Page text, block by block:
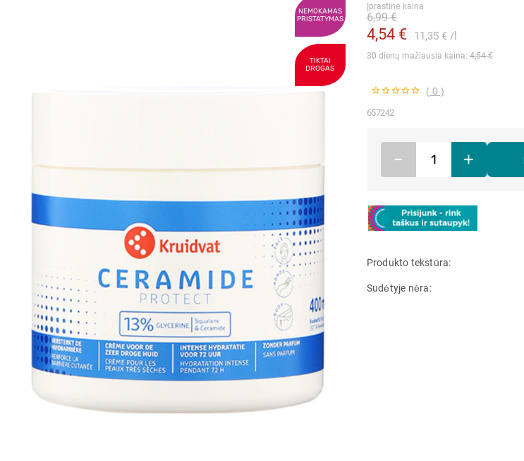
NEMOKAMAS
PRISTATYMAS
TIKTAI
DROGAS
Įprastinė kaina
4,54 € 11,35 € l
6,99 €
30 dienų mažiausia kaina: 4,54 €
( 0 )
657242
– +
Produkto tekstūra
Sudėtyje nėra